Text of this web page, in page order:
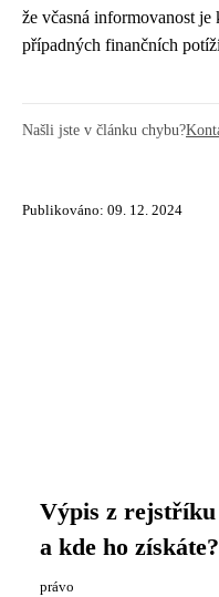
že včasná informovanost je
případných finančních
Našli jste v článku chybu?
Publikováno: 09. 12. 2024
Výpis z
a kde ho získáte?
právo